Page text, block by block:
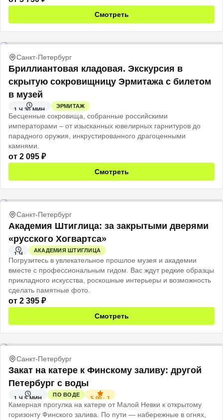
Смотреть
Санкт-Петербург
Бриллиантовая кладовая. Экскурсия в
скрытую сокровищницу Эрмитажа с билетом
в музей
1 Ч 30 МИН
ЭРМИТАЖ
Бесценные сокровища, собранные российскими
императорами – от изысканных ювелирных гарнитуров до
парадного оружия, инкрустированного драгоценными
камнями.
от 2 095 ₽
Смотреть
Санкт-Петербург
Академия Штиглица: за закрытыми дверями
«русского Хогвартса»
1 Ч
АКАДЕМИЯ ШТИГЛИЦА
Погрузитесь в увлекательное прошлое музея и академии
вместе с профессиональным гидом. Вас ждут редкие образцы
прикладного искусства, роскошные интерьеры и возможность
сделать памятные фото.
от 2 395 ₽
Смотреть
Санкт-Петербург
Закат на катере к Финскому заливу: другой
Петербург с воды
1 Ч 5 МИН
ПО ВОДЕ
5.00· 1
Камерная прогулка на катере от Малой Невки к открытому
горизонту Финского залива. По пути — набережные в огнях,